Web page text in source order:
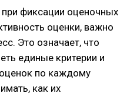
фиксации оценочных
оценки, важно
Это означает, что
единые критерии и
по каждому
как их